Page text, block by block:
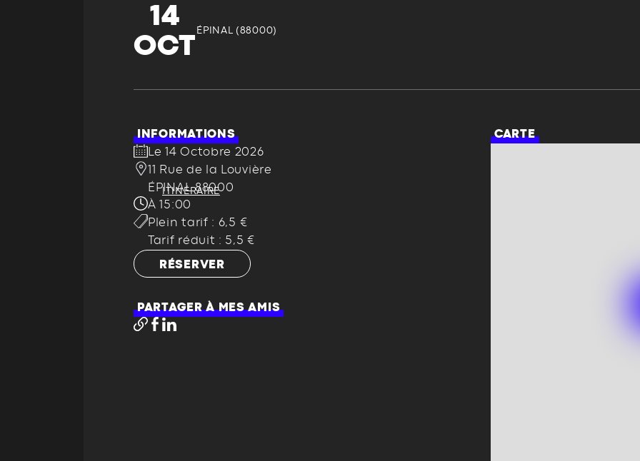
14
OCT ÉPINAL (88000)
INFORMATIONS
Le 14 Octobre 2026
11 Rue de la Louvière
ÉPINAL 88000
ITINÉRAIRE
À 15:00
Plein tarif : 6,5 €
Tarif réduit : 5,5 €
RÉSERVER
PARTAGER À MES AMIS
CARTE